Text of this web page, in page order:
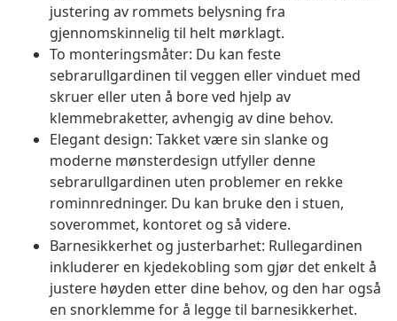
justering av rommets belysning fra
gjennomskinnelig til helt mørklagt.
To monteringsmåter: Du kan feste
sebrarullgardinen til veggen eller vinduet med
skruer eller uten å bore ved hjelp av
klemmebraketter, avhengig av dine behov.
Elegant design: Takket være sin slanke og
moderne mønsterdesign utfyller denne
sebrarullgardinen uten problemer en rekke
rominnredninger. Du kan bruke den i stuen,
soverommet, kontoret og så videre.
Barnesikkerhet og justerbarhet: Rullegardinen
inkluderer en kjedekobling som gjør det enkelt å
justere høyden etter dine behov, og den har også
en snorklemme for å legge til barnesikkerhet.